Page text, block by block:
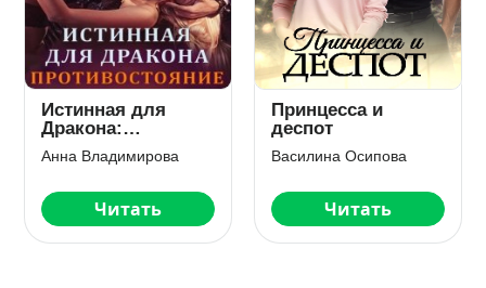
Приворот, да не
тот
Алекс Найт
Читать
Четвертый
Мила Морес
Читать